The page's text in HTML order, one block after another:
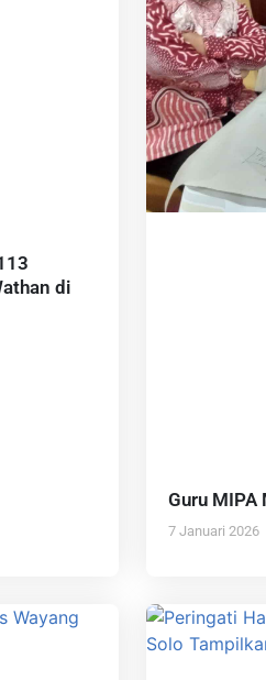
di
Guru MIPA
7 Januari 2026